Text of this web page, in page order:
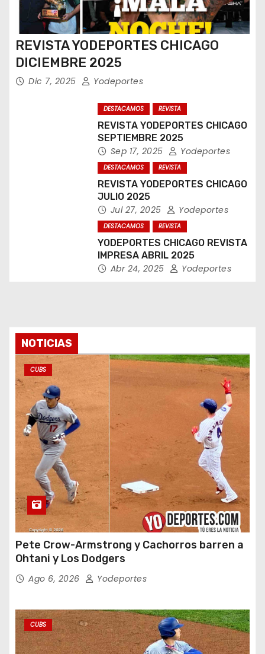
REVISTA YODEPORTES CHICAGO
DICIEMBRE 2025
Dic 7, 2025 Yodeportes
DESTACAMOS REVISTA
REVISTA YODEPORTES CHICAGO
SEPTIEMBRE 2025
Sep 17, 2025 Yodeportes
DESTACAMOS REVISTA
REVISTA YODEPORTES CHICAGO
JULIO 2025
Jul 27, 2025 Yodeportes
DESTACAMOS REVISTA
YODEPORTES CHICAGO REVISTA
IMPRESA ABRIL 2025
Abr 24, 2025 Yodeportes
NOTICIAS
CUBS
Pete Crow-Armstrong y Cachorros barren a
Ohtani y Los Dodgers
Ago 6, 2026 Yodeportes
CUBS